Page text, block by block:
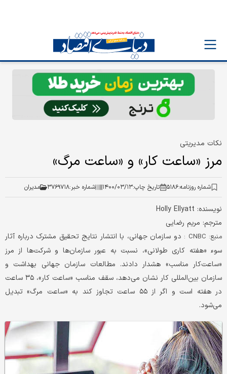
نکات مدیریتی
مرز «ساعت کار» و «ساعت مرگ»
شماره روزنامه:۵۱۸۶ تاریخ چاپ:۱۴۰۰/۰۳/۱۳ شماره خبر:۳۷۶۹۷۱۸ مدیران
نویسنده: Holly Ellyatt
مترجم: مریم رضایی
منبع: CNBC :
دو سازمان جهانی، با انتشار نتایج تحقیق مشترک درباره آثار
سوء «هفته کاری طولانی»، نسبت به عبور سازمان‌ها و شرکت‌ها از مرز
«ساعت‌کار مناسب» هشدار دادند. مطالعات سازمان جهانی بهداشت و
سازمان بین‌المللی کار نشان می‌دهد، سقف مناسب «ساعت کار»، ۳۵ ساعت
در هفته است و اگر از ۵۵ ساعت تجاوز کند به «ساعت مرگ» تبدیل
می‌شود.